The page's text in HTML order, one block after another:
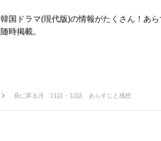
韓国ドラマ(現代版)の情報がたくさん！あ
随時掲載。
昼に昇る月 11話・12話 あらすじと感想